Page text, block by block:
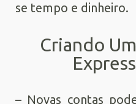
se tempo e dinheiro.
Criando
– Novas contas